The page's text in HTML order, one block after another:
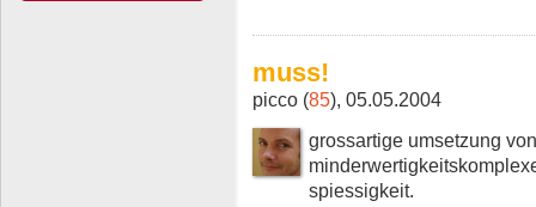
muss!
picco (85), 05.05.2004
grossartige umsetzung
spiessigkeit.